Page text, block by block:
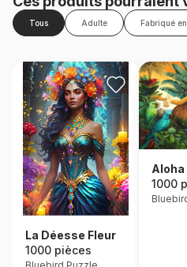
Tous Adulte Fabriqué
La Déesse Fleur
1000 pièces
Aloha
1000